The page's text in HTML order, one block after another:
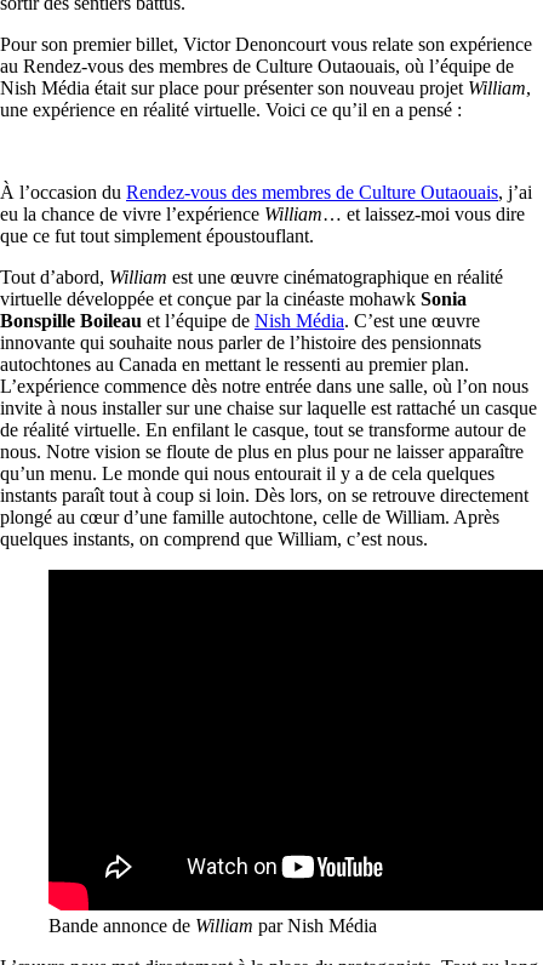
Pour son premier billet, Victor Denoncourt vous relate son expérience
au Rendez-vous des membres de Culture Outaouais, où l’équipe de
Nish Média était sur place pour présenter son nouveau projet William,
une expérience en réalité virtuelle. Voici ce qu’il en a pensé :
À l’occasion du Rendez-vous des membres de Culture Outaouais, j’ai
eu la chance de vivre l’expérience William… et laissez-moi vous dire
que ce fut tout simplement époustouflant.
Tout d’abord, William est une œuvre cinématographique en réalité
virtuelle développée et conçue par la cinéaste mohawk Sonia
Bonspille Boileau et l’équipe de Nish Média. C’est une œuvre
innovante qui souhaite nous parler de l’histoire des pensionnats
autochtones au Canada en mettant le ressenti au premier plan.
L’expérience commence dès notre entrée dans une salle, où l’on nous
invite à nous installer sur une chaise sur laquelle est rattaché un casque
de réalité virtuelle. En enfilant le casque, tout se transforme autour de
nous. Notre vision se floute de plus en plus pour ne laisser apparaître
qu’un menu. Le monde qui nous entourait il y a de cela quelques
instants paraît tout à coup si loin. Dès lors, on se retrouve directement
plongé au cœur d’une famille autochtone, celle de William. Après
quelques instants, on comprend que William, c’est nous.
Bande annonce de William par Nish Média